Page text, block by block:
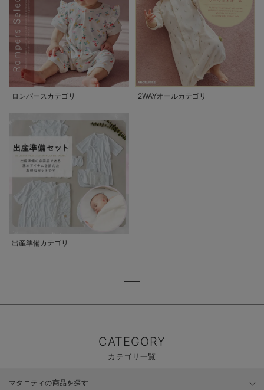
ロンパースカテゴリ 2WAYオールカテゴリ
出産準備カテゴリ
CATEGORY
カテゴリ一覧
マタニティの商品を探す